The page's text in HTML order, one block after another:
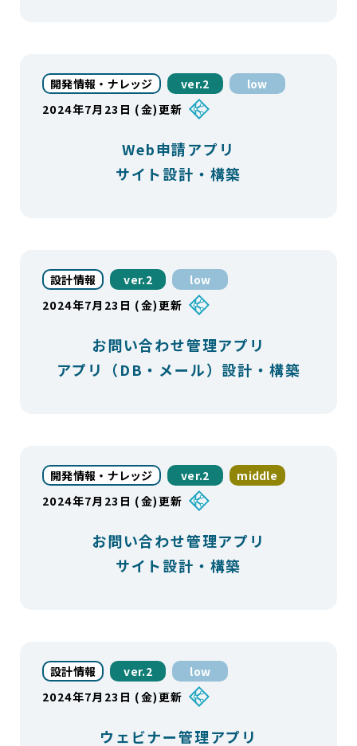
開発情報・ナレッジ ver.2
low
2024年7月23日 (金)更新
Web申請アプリ
サイト設計・構築
設計情報 ver.2
low
2024年7月23日 (金)更新
お問い合わせ管理アプリ
アプリ（DB・メール）設計・構築
開発情報・ナレッジ ver.2
middle
2024年7月23日 (金)更新
お問い合わせ管理アプリ
サイト設計・構築
設計情報 ver.2
low
2024年7月23日 (金)更新
ウェビナー管理アプリ